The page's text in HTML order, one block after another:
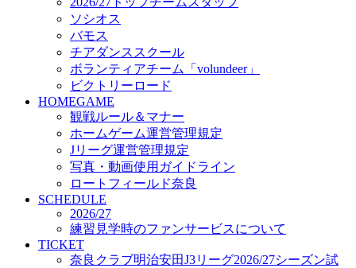
奈良クラブ明治安田Ｊ3リーグ 2026/27シーズン
「鹿パス」
観戦ルール＆マナー
FANCOMMUNITY
2026/27ファンコミュニティ
サポートショップ
GOODS
オフィシャルストア（実店舗）
オンラインストア
ACADEMY
アカデミーについて
プロジェクト
コーチ&スタッフ
ジュニア
ジュニアユース
ユース
ソシオス
バモス
チアダンススクール
ボランティアチーム「volundeer」
ビクトリーロード
HOMEGAME
観戦ルール＆マナー
ホームゲーム運営管理規定
Jリーグ運営管理規定
写真・動画使用ガイドライン
ロートフィールド奈良
SCHEDULE
2026/27
練習見学時のファンサービスについて
TICKET
奈良クラブ明治安田J3リーグ2026/27シーズン試